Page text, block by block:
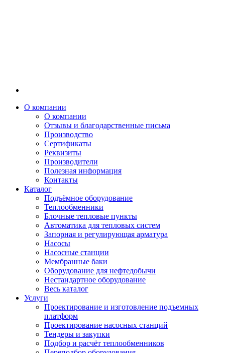
О компании
О компании
Отзывы и благодарственные письма
Производство
Сертификаты
Реквизиты
Производители
Полезная информация
Контакты
Каталог
Подъёмное оборудование
Теплообменники
Блочные тепловые пункты
Автоматика для тепловых систем
Запорная и регулирующая арматура
Насосы
Насосные станции
Мембранные баки
Оборудование для нефтедобычи
Нестандартное оборудование
Весь каталог
Услуги
Проектирование и изготовление подъемных
платформ
Проектирование насосных станций
Тендеры и закупки
Подбор и расчёт теплообменников